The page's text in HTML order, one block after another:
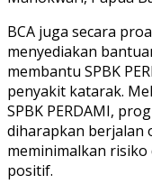
BCA juga secara
menyediakan
membantu SPBK
penyakit katarak.
SPBK PERDAMI,
diharapkan berjalan
meminimalkan
positif.